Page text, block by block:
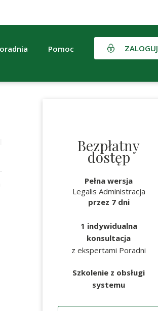
Pomoc ZALOGUJ
Bezpłatny
dostęp
Pełna wersja
Legalis Administracja
przez 7 dni
1 indywidualna
konsultacja
z ekspertami Poradni
Szkolenie z obsługi
systemu